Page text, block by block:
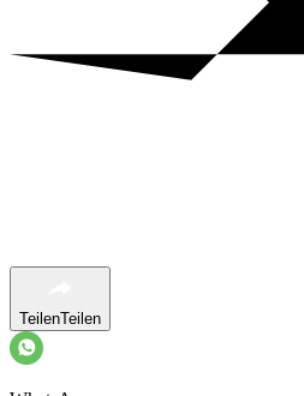
TeilenTeilen